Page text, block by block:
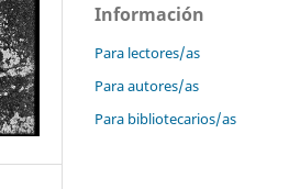
Información
Para lectores/as
Para autores/as
Para bibliotecarios/as